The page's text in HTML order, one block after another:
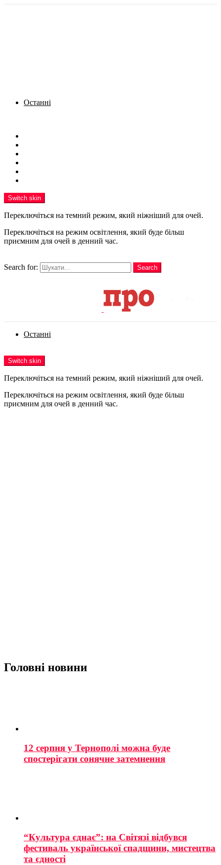
Останні
Switch skin
Переключіться на темний режим, який ніжніший для очей.
Переключіться на режим освітлення, який буде більш
приємним для очей в денний час.
Search for:
Search
Останні
Switch skin
Переключіться на темний режим, який ніжніший для очей.
Переключіться на режим освітлення, який буде більш
приємним для очей в денний час.
Головні новини
12 серпня у Тернополі можна буде
спостерігати сонячне затемнення
“Культура єднає”: на Світязі відбувся
фестиваль української спадщини, мистецтва
та єдності